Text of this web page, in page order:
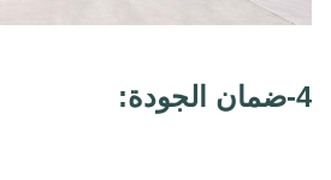
4-ضمان الجودة: